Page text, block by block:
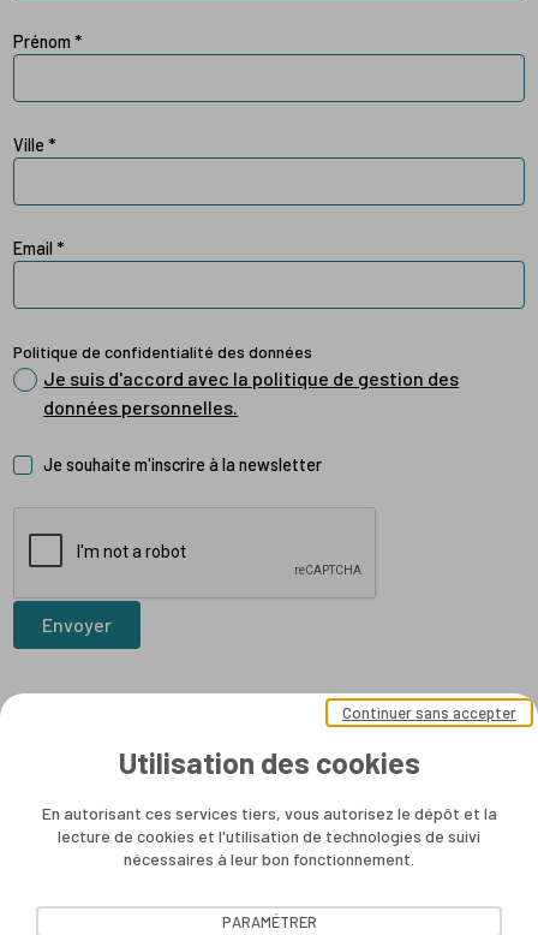
Prénom*
Ville*
Email*
Politique de confidentialité des données
Je suis d'accord avec la politique de gestion des
données personnelles.
Je souhaite m'inscrire à la newsletter
Envoyer
Utilisation des cookies
En autorisant ces services tiers, vous autorisez le dépôt et la
lecture de cookies et l'utilisation de technologies de suivi
nécessaires à leur bon fonctionnement.
Continuer sans accepter
PARAMÉTRER